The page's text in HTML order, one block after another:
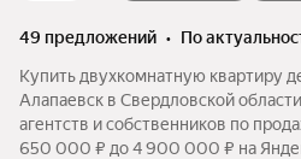
49 предложений •
по
Купить двухкомнатную квартиру
Алапаевск в Свердловской
агентств и собственников по
650 000 ₽ до 4 900 000 ₽ на